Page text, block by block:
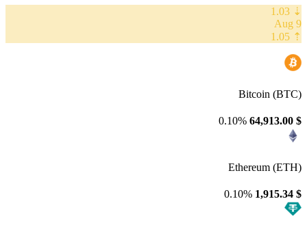
⇣ 1.03
9 Aug
⇡ 1.05
Bitcoin (BTC)
$
64,913.00
0.10%
Ethereum (ETH)
$
1,915.34
0.10%